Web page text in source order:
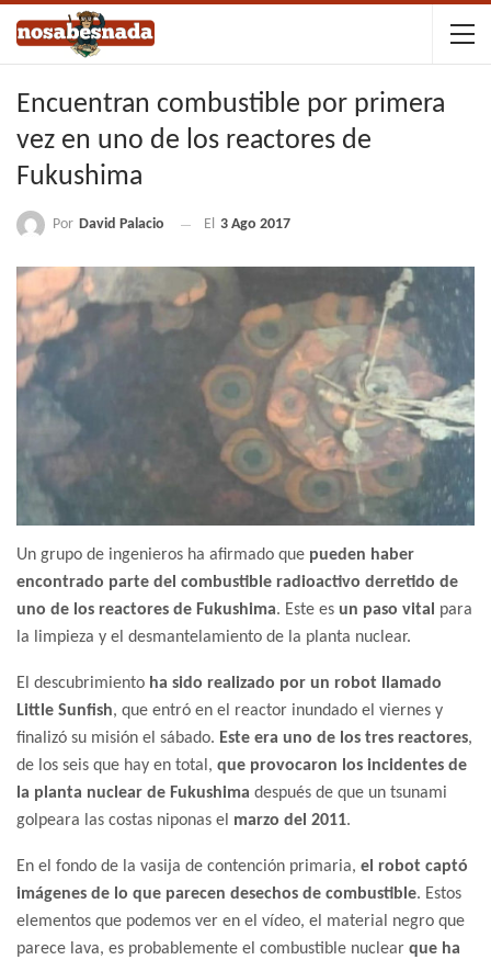
Encuentran combustible por primera
vez en uno de los reactores de
Fukushima
Por David Palacio El 3 Ago 2017
Un grupo de ingenieros ha afirmado que pueden haber
encontrado parte del combustible radioactivo derretido de
uno de los reactores de Fukushima. Este es un paso vital
para
la limpieza y el desmantelamiento de la planta nuclear.
El descubrimiento ha sido realizado por un robot llamado
Little Sunfish, que entró en el reactor inundado el viernes y
finalizó su misión el sábado. Este era uno de los tres reactores,
de los seis que hay en total, que provocaron los incidentes de
la planta nuclear de Fukushima después de que un tsunami
golpeara las costas niponas el marzo del 2011.
En el fondo de la vasija de contención primaria, el robot captó
imágenes de lo que parecen desechos de combustible. Estos
elementos que podemos ver en el vídeo, el material negro que
parece lava, es probablemente el combustible nuclear que ha